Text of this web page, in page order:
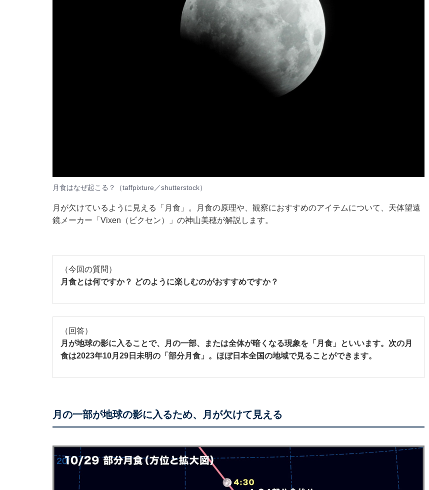
月食はなぜ起こる？（taffpixture／shutterstock）
月が欠けているように見える「月食」。月食の原理や、観察におすすめのアイテムについて、天体望遠
鏡メーカー「Vixen（ビクセン）」の神山美穂が解説します。
（今回の質問）
月食とは何ですか？ どのように楽しむのがおすすめですか？
（回答）
月が地球の影に入ることで、月の一部、または全体が暗くなる現象を「月食」といいます。次の月
食は2023年10月29日未明の「部分月食」。ほぼ日本全国の地域で見ることができます。
月の一部が地球の影に入るため、月が欠けて見える